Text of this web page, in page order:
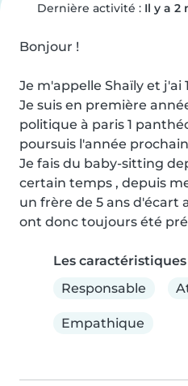
Dernière activité : Il y a 2
Bonjour !
Je m'appelle Shaïly et j'ai
Je suis en première
politique à paris 1
poursuis l'année
Je fais du baby-sitting
certain temps , depuis
un frère de 5 ans d'écart
ont donc toujours été
Les caractéristiques
Responsable
Empathique